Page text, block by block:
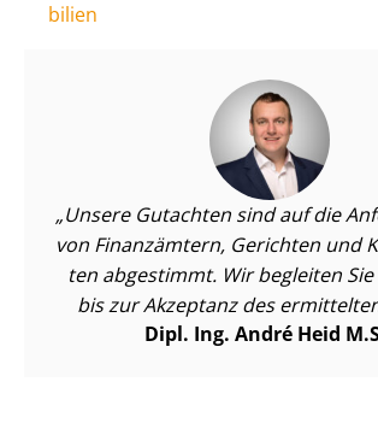
bi­li­en
Unsere Gutachten sind auf die
von Finanzämtern, Gerichten und
ten abgestimmt. Wir begleiten
bis zur Akzeptanz des
Dipl. Ing. André Heid